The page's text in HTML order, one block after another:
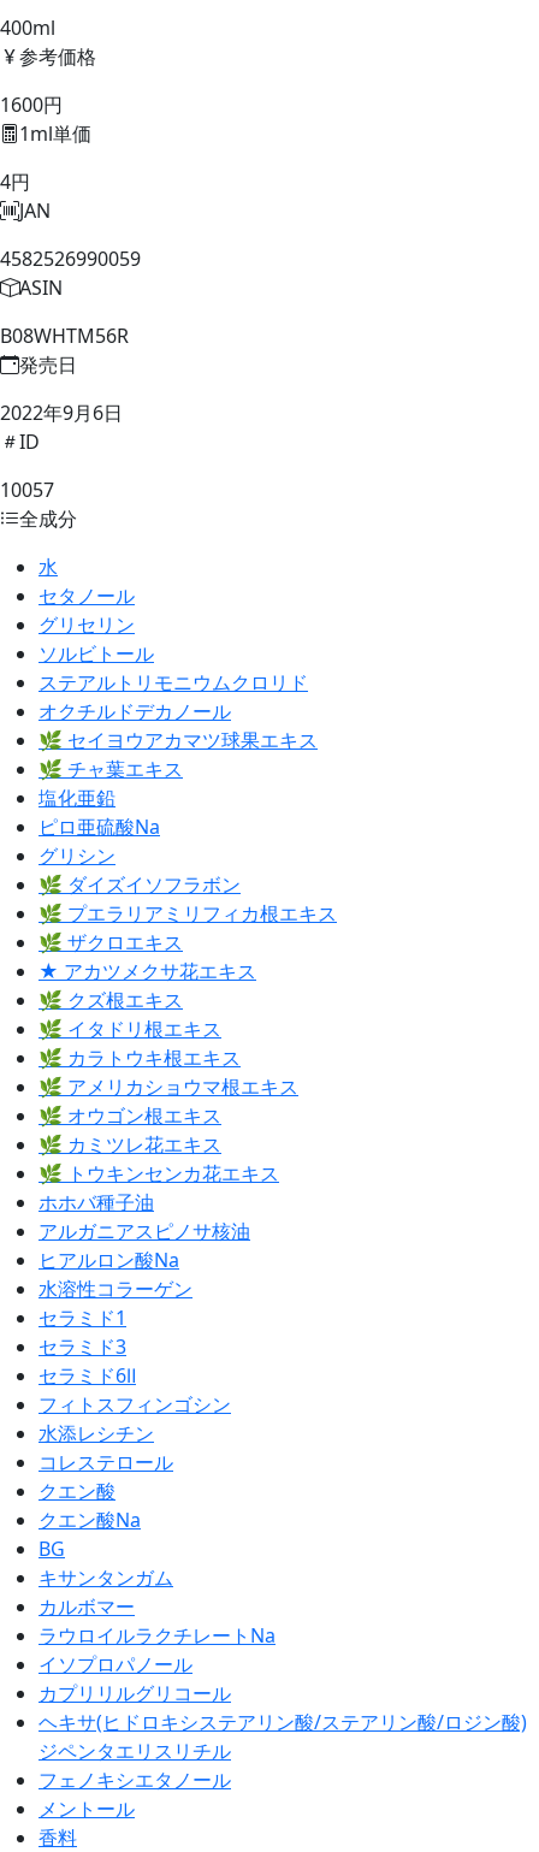
400ml
参考価格
1600円
1ml単価
4円
JAN
4582526990059
ASIN
B08WHTM56R
発売日
2022年9月6日
ID
10057
全成分
水
セタノール
グリセリン
ソルビトール
ステアルトリモニウムクロリド
オクチルドデカノール
🌿 セイヨウアカマツ球果エキス
🌿 チャ葉エキス
塩化亜鉛
ピロ亜硫酸Na
グリシン
🌿 ダイズイソフラボン
🌿 プエラリアミリフィカ根エキス
🌿 ザクロエキス
★ アカツメクサ花エキス
🌿 クズ根エキス
🌿 イタドリ根エキス
🌿 カラトウキ根エキス
🌿 アメリカショウマ根エキス
🌿 オウゴン根エキス
🌿 カミツレ花エキス
🌿 トウキンセンカ花エキス
ホホバ種子油
アルガニアスピノサ核油
ヒアルロン酸Na
水溶性コラーゲン
セラミド1
セラミド3
セラミド6Ⅱ
フィトスフィンゴシン
水添レシチン
コレステロール
クエン酸
クエン酸Na
BG
キサンタンガム
カルボマー
ラウロイルラクチレートNa
イソプロパノール
カプリリルグリコール
ヘキサ(ヒドロキシステアリン酸/ステアリン酸/ロジン酸)
ジペンタエリスリチル
フェノキシエタノール
メントール
香料